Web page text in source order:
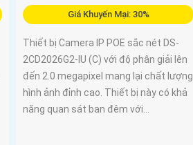
Giá Khuyến Mại: 30%
Thiết bị Camera IP POE sắc nét DS-
2CD2026G2-IU (C) với độ phân giải lên
đến 2.0 megapixel mang lại chất lượng
hình ảnh đỉnh cao. Thiết bị này có khả
năng quan sát ban đêm với...